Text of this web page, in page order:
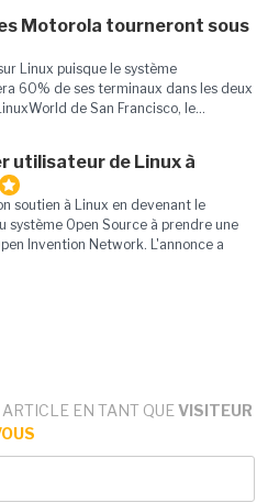
Motorola tourneront sous
Linux puisque le système
60% de ses terminaux dans les deux
de San Francisco, le...
utilisateur de Linux à
soutien à Linux en devenant le
système Open Source à prendre une
Invention Network. L'annonce a
EN TANT QUE VISITEUR